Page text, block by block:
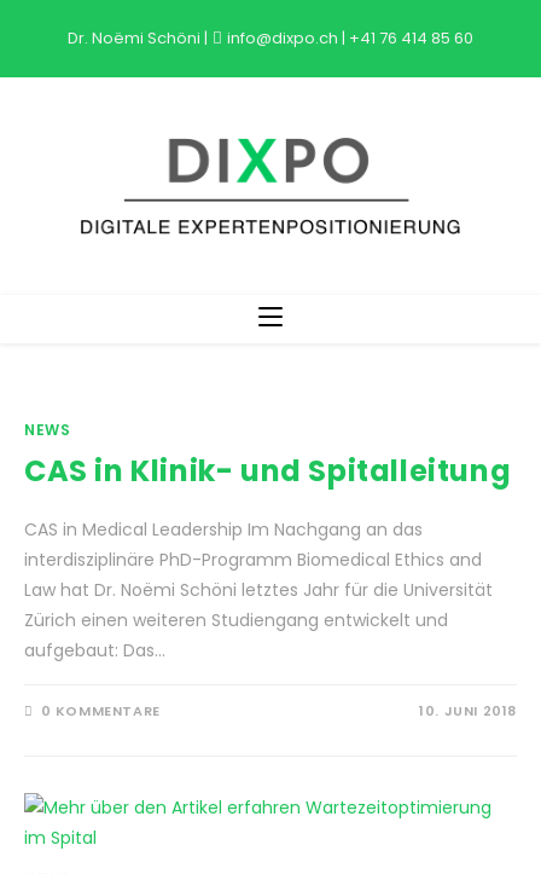
springen
Dr. Noëmi Schöni | info@dixpo.ch | +41 76 414 85 60
NEWS
CAS in Klinik- und Spitalleitung
CAS in Medical Leadership Im Nachgang an das
interdisziplinäre PhD-Programm Biomedical Ethics and
Law hat Dr. Noëmi Schöni letztes Jahr für die Universität
Zürich einen weiteren Studiengang entwickelt und
aufgebaut: Das…
0 KOMMENTARE 10. JUNI 2018